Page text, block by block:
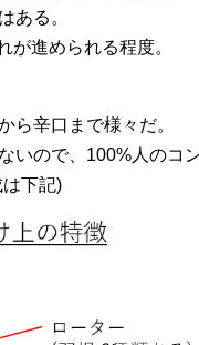
ある。
が進められる程度。
ら辛口まで様々だ。
いので、100%人のコ
下記)